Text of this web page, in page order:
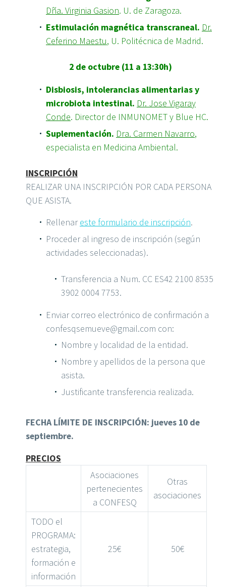
Dña. Virginia Gasion. U. de Zaragoza.
Estimulación magnética transcraneal. Dr.
Ceferino Maestu, U. Politécnica de Madrid.
2 de octubre (11 a 13:30h)
Disbiosis, intolerancias alimentarias y
microbiota intestinal. Dr. Jose Vigaray
Conde. Director de INMUNOMET y Blue HC.
Suplementación. Dra. Carmen Navarro,
especialista en Medicina Ambiental.
INSCRIPCIÓN
REALIZAR UNA INSCRIPCIÓN POR CADA PERSONA
QUE ASISTA.
Rellenareste formulario de inscripción.
Proceder al ingreso de inscripción (según
actividades seleccionadas).
Transferencia a Num. CC ES42 2100 8535
3902 0004 7753.
Enviar correo electrónico de confirmación a
confesqsemueve@gmail.com con:
Nombre y localidad de la entidad.
Nombre y apellidos de la persona que
asista.
Justificante transferencia realizada.
FECHA LÍMITE DE INSCRIPCIÓN: jueves 10 de
septiembre.
PRECIOS
Asociaciones
pertenecientes
a CONFESQ
Otras
asociaciones
TODO el
PROGRAMA:
estrategia,
formación e
información
25€ 50€